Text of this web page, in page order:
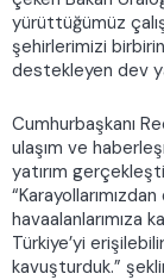
yürüttüğümüz
şehirlerimizi
destekleyen dev
Cumhurbaşkanı
ulaşım ve
yatırım
havaalanlarımıza
Türkiye’yi
kavuşturduk.”